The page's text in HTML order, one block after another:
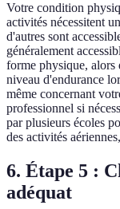
Votre condition
activités nécessitent
d'autres sont
généralement
forme physique, alors
niveau d'endurance
même concernant
professionnel si
par plusieurs écoles
des activités
6. Étape 5 :
adéquat